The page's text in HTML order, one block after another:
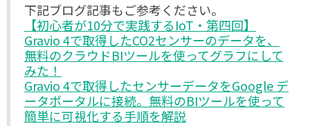
下記ブログ記事もご参考ください。
【初心者が10分で実践するIoT・第四回】
Gravio 4で取得したCO2センサーのデータを、
無料のクラウドBIツールを使ってグラフにして
みた！
Gravio 4で取得したセンサーデータをGoogle デ
ータポータルに接続。無料のBIツールを使って
簡単に可視化する手順を解説